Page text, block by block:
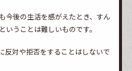
今後の生活を感がえたとき、すん
いうことは難しいものです。
反対や拒否をすることはしないで